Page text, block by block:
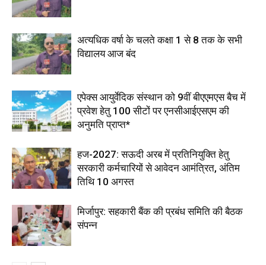
अत्यधिक वर्षा के चलते कक्षा 1 से 8 तक के सभी
विद्यालय आज बंद
एपेक्स आयुर्वेदिक संस्थान को 9वीं बीएएमएस बैच में
प्रवेश हेतु 100 सीटों पर एनसीआईएसएम की
अनुमति प्राप्त*
हज-2027: सऊदी अरब में प्रतिनियुक्ति हेतु
सरकारी कर्मचारियों से आवेदन आमंत्रित, अंतिम
तिथि 10 अगस्त
मिर्जापुर: सहकारी बैंक की प्रबंध समिति की बैठक
संपन्न